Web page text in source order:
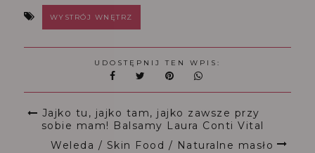
WYSTRÓJ WNĘTRZ
UDOSTĘPNIJ TEN WPIS:
Jajko tu, jajko tam, jajko zawsze przy
sobie mam! Balsamy Laura Conti Vital
Weleda / Skin Food / Naturalne masło